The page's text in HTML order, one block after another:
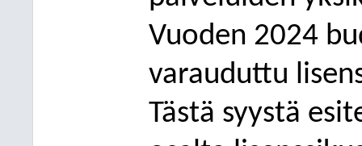
Vuoden 2024
varauduttu
Tästä syystä